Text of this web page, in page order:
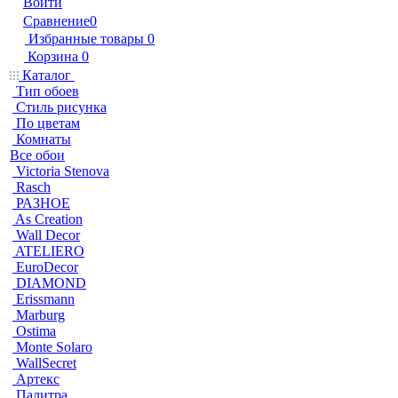
Сравнение0
Избранные товары 0
Корзина 0
Каталог
Тип обоев
Стиль рисунка
По цветам
Комнаты
Все обои
Victoria Stenova
Rasch
РАЗНОЕ
As Creation
Wall Decor
ATELIERO
EuroDecor
DIAMOND
Erissmann
Marburg
Ostima
Monte Solaro
WallSecret
Артекс
Палитра